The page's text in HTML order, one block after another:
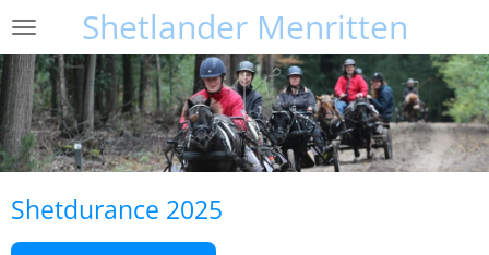
Ga
naar
de
hoofdinhoud
Shetlander Menritten
Shetdurance 2025